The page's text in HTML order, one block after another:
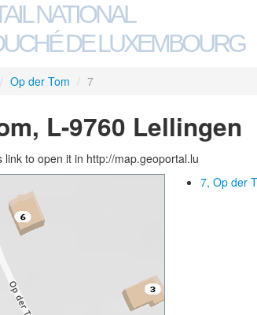
NATIONAL
DE LUXEMBOURG
/ Op der Tom / 7
L-9760 Lellingen
link to open it in http://map.geoportal.lu
7, Op der